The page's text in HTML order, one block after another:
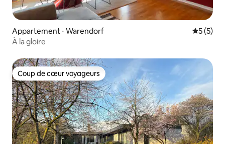
Appartement ⋅ Warendorf
5 (5)
À la gloire
Coup de cœur voyageurs
Coup de cœur voyageurs